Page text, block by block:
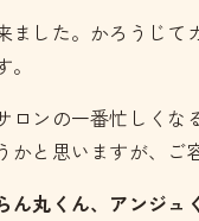
ました。かろうじて
ンの一番忙しくな
かと思いますが、ご
ん丸くん、アンジュ